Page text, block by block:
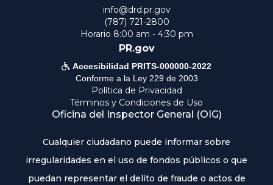
info@drd.pr.gov
(787) 721-2800
Horario 8:00 am - 4:30 pm
PR.gov
 Accesibilidad PRITS-000000-2022
Conforme a la Ley 229 de 2003
Política de Privacidad
Términos y Condiciones de Uso
Oficina del Inspector General (OIG)
Cualquier ciudadano puede informar sobre
irregularidades en el uso de fondos públicos o que
puedan representar el delito de fraude o actos de